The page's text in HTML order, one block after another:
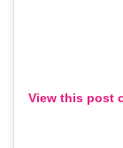
View this post